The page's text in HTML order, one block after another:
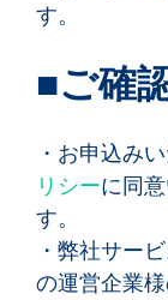
す。
■ご確
・お申込み
リシーに同
す。
・ 弊社サー
の運営企業